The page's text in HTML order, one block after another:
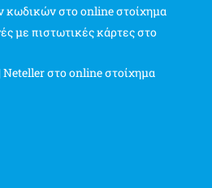
στο online στοίχημα
με πιστωτικές κάρτες στο
Neteller στο online στοίχημα